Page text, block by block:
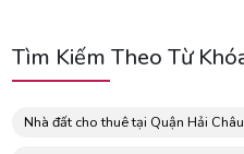
Tìm Kiếm Theo Từ
Nhà đất cho thuê tại Quận Hải